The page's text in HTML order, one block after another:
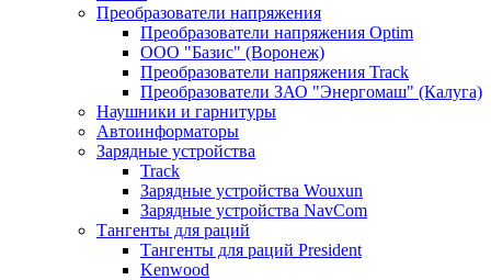
Преобразователи напряжения
Преобразователи напряжения Optim
ООО "Базис" (Воронеж)
Преобразователи напряжения Track
Преобразователи ЗАО "Энергомаш" (Калуга)
Наушники и гарнитуры
Автоинформаторы
Зарядные устройства
Track
Зарядные устройства Wouxun
Зарядные устройства NavCom
Тангенты для раций
Тангенты для раций President
Kenwood